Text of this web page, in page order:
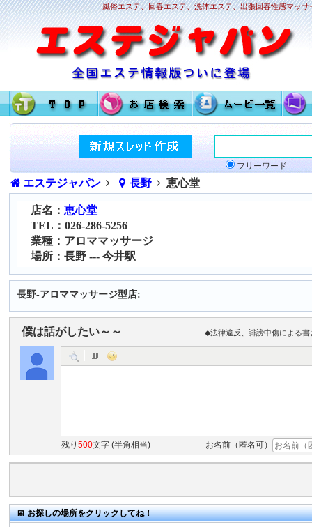
風俗エステ、回春エステ、洗体エステ、出張回春性感マッ
フリーワード
エステジャパン 長野 恵心堂
店名： 恵心堂
TEL：026-286-5256
業種：アロママッサージ
場所：長野 --- 今井駅
長野-アロママッサージ型店:
僕は話がしたい～～ ◆法律違反、誹謗中傷による
残り 500文字 (半角相当) お名前（匿名可）
お探しの場所をクリックしてね！